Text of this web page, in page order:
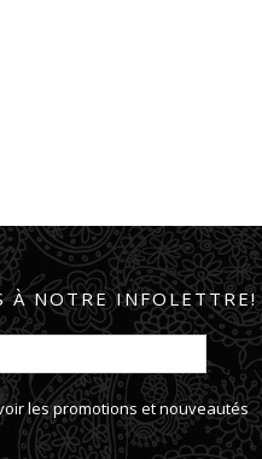
À NOTRE INFOLETTRE!
les promotions et nouveautés